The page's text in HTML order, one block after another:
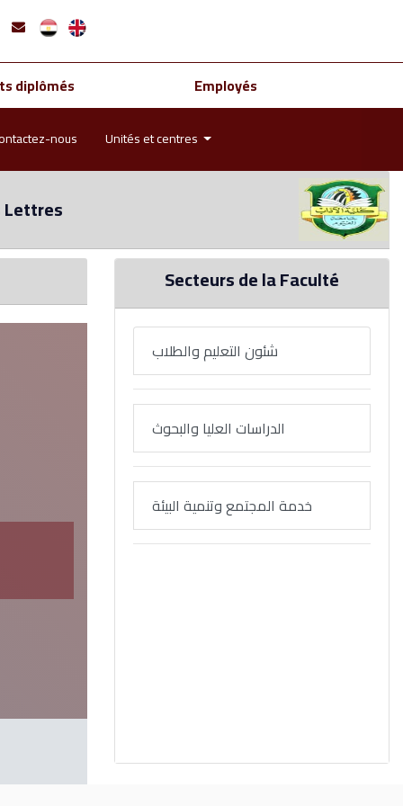
diplômés Employés
nous Unités et centres
Lettres
La Faculté des Lettres de
Secteurs de la Faculté
شئون التعليم والطلاب
الدراسات العليا والبحوث
خدمة المجتمع وتنمية البيئة